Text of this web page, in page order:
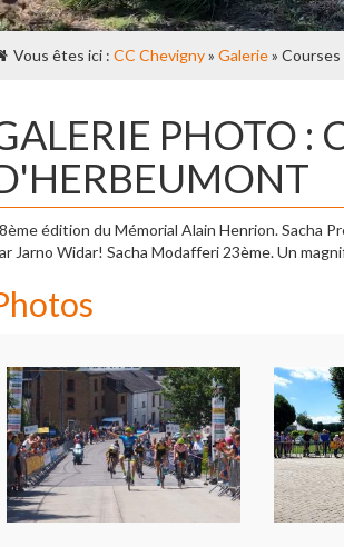
Vous êtes ici : CC Chevigny» Galerie»
PHOTO :
édition du Mémorial Alain Henrion.Sacha
Jarno Widar! Sacha Modafferi 23ème. Un